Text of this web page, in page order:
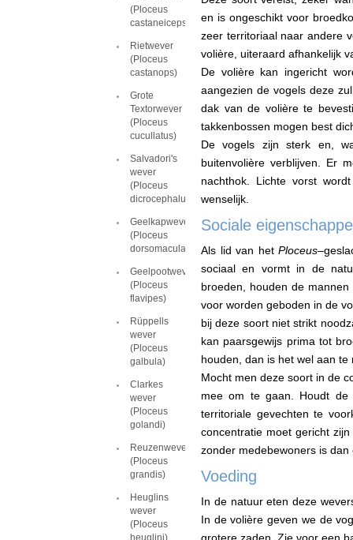
(Ploceus
castaneiceps)
Rietwever
(Ploceus
castanops)
Grote
Textorwever
(Ploceus
cucullatus)
Salvadori's
wever
(Ploceus
dicrocephalus)
Geelkapwever
(Ploceus
dorsomaculatus)
Geelpootwever
(Ploceus
flavipes)
Rüppells
wever
(Ploceus
galbula)
Clarkes
wever
(Ploceus
golandi)
Reuzenwever
(Ploceus
grandis)
Heuglins
wever
(Ploceus
heuglini)
en is ongeschikt voor
zeer territoriaal naar andere
volière, uiteraard afhankelijk
De volière kan ingericht
aangezien de vogels deze
dak van de volière te
takkenbossen mogen best
De vogels zijn sterk en,
buitenvolière verblijven. Er
nachthok. Lichte vorst
wenselijk.
Sociale
Als lid van hetPloceus
sociaal en vormt in de
broeden, houden de
voor worden geboden in de
bij deze soort niet strikt
kan paarsgewijs prima tot
houden, dan is het wel aan
Mocht men deze soort in de
mee om te gaan. Houdt de
territoriale gevechten te
concentratie moet gericht
zonder medebewoners is
Voeding
In de natuur eten deze
In de volière geven we de